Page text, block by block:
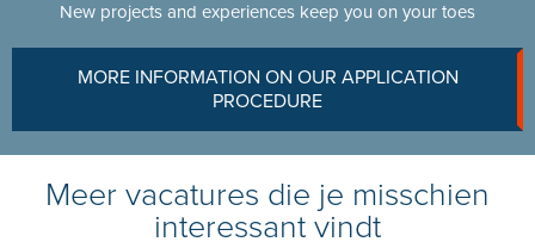
New projects and experiences keep you on your toes
MORE INFORMATION ON OUR APPLICATION
PROCEDURE
Meer vacatures die je misschien
interessant vindt